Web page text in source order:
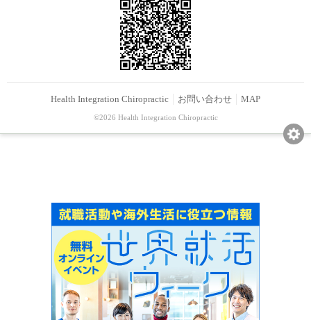
Health Integration Chiropractic お問い合わせ MAP
©2026 Health Integration Chiropractic